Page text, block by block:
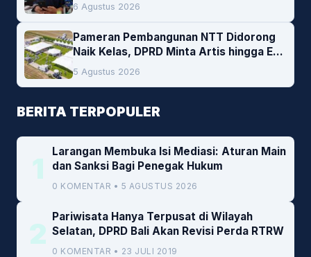
6 Agustus 2026
Pameran Pembangunan NTT Didorong
Naik Kelas, DPRD Minta Artis hingga EO
Lokal Jadi Prioritas
5 Agustus 2026
BERITA TERPOPULER
1
Larangan Membuka Isi Mediasi: Aturan Main
dan Sanksi Bagi Penegak Hukum
0 KOMENTAR • 5 AGUSTUS 2026
2
Pariwisata Hanya Terpusat di Wilayah
Selatan, DPRD Bali Akan Revisi Perda RTRW
0 KOMENTAR • 23 JULI 2019